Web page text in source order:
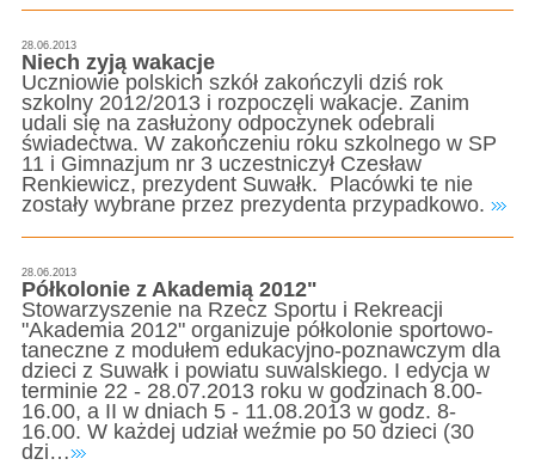
28.06.2013
Niech zyją wakacje
Uczniowie polskich szkół zakończyli dziś rok
szkolny 2012/2013 i rozpoczęli wakacje. Zanim
udali się na zasłużony odpoczynek odebrali
świadectwa. W zakończeniu roku szkolnego w SP
11 i Gimnazjum nr 3 uczestniczył Czesław
Renkiewicz, prezydent Suwałk. Placówki te nie
zostały wybrane przez prezydenta przypadkowo.
28.06.2013
Półkolonie z Akademią 2012"
Stowarzyszenie na Rzecz Sportu i Rekreacji
"Akademia 2012" organizuje półkolonie sportowo-
taneczne z modułem edukacyjno-poznawczym dla
dzieci z Suwałk i powiatu suwalskiego. I edycja w
terminie 22 - 28.07.2013 roku w godzinach 8.00-
16.00, a II w dniach 5 - 11.08.2013 w godz. 8-
16.00. W każdej udział weźmie po 50 dzieci (30
dzi…